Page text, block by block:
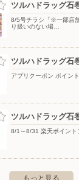
ファッションセンタ
ツルハドラッグ石
8/5号チラシ「※一部店
り扱いのない場…
ツルハドラッグ石
アプリクーポン ポイン
ツルハドラッグ石
8/1～8/31 楽天ポイント
もっと見る